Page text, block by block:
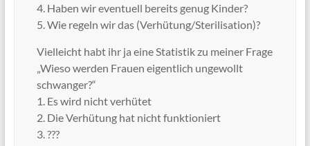
4. Haben wir eventuell bereits genug Kinder?
5. Wie regeln wir das (Verhütung/Sterilisation)?
Vielleicht habt ihr ja eine Statistik zu meiner Frage
„Wieso werden Frauen eigentlich ungewollt
schwanger?“
1. Es wird nicht verhütet
2. Die Verhütung hat nicht funktioniert
3. ???